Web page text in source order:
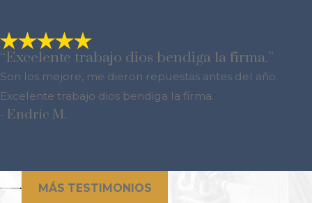
“Excelente trabajo dios bendiga la firma.”
Son los mejore, me dieron repuestas antes del año.
Excelente trabajo dios bendiga la firma.
- Endric M.
MÁS TESTIMONIOS